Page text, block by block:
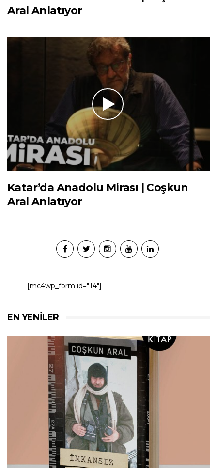
Aral Anlatıyor
Katar’da Anadolu Mirası | Coşkun
Aral Anlatıyor
[mc4wp_form id="14"]
EN YENILER